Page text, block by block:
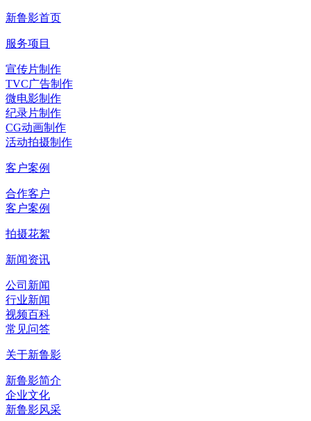
新鲁影首页
服务项目
宣传片制作
TVC广告制作
微电影制作
纪录片制作
CG动画制作
活动拍摄制作
客户案例
合作客户
客户案例
拍摄花絮
新闻资讯
公司新闻
行业新闻
视频百科
常见问答
关于新鲁影
新鲁影简介
企业文化
新鲁影风采